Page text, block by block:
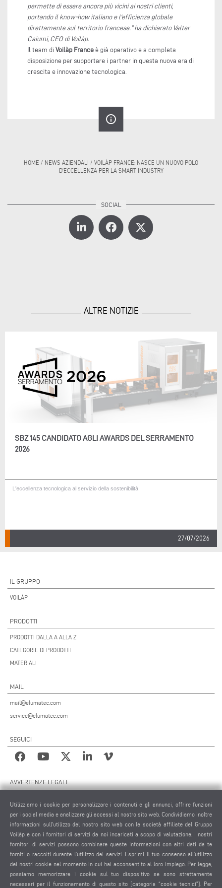
permette di essere ancora più vicini ai nostri clienti,
portando il know-how italiano e l'efficienza globale
direttamente sul territorio francese." ha dichiarato Valter
Caiumi, CEO di Voilàp.
Il team di Voilàp France è già operativo e a completa
disposizione per supportare i partner in questa nuova era di
crescita e innovazione tecnologica.
info_outline
HOME / NEWS AZIENDALI / VOILÀP FRANCE: NASCE UN NUOVO POLO
D’ECCELLENZA PER LA SMART INDUSTRY
ALTRE NOTIZIE
SBZ 145 CANDIDATO AGLI AWARDS DEL SERRAMENTO
2026
L'eccellenza tecnologica al servizio della sostenibilità
27/07/2026
IL GRUPPO
VOILÀP
PRODOTTI
PRODOTTI DALLA A ALLA Z
CATEGORIE DI PRODOTTI
MATERIALI
MAIL
mail@elumatec.com
service@elumatec.com
SEGUICI
AVVERTENZE LEGALI
MATERIALE GRAFICO
PROTEZIONE DEI DATI
PROTEZIONE DEI DATI INTERNAZIONALE
CONTRATTO DI MANUTENZIONE REMOTA
IMPOSTAZIONE COOKIES
Utilizziamo i cookie per personalizzare i contenuti e gli annunci, offrire funzioni
per i social media e analizzare gli accessi al nostro sito web. Condividiamo inoltre
informazioni sull'utilizzo del nostro sito web con le società affiliate del Gruppo
Voilàp e con i fornitori di servizi da noi incaricati a scopo di valutazione. I nostri
fornitori di servizi possono combinare queste informazioni con altri dati da te
forniti o raccolti durante l'utilizzo dei servizi. Esprimi il tuo consenso all'utilizzo
dei nostri cookie nel momento in cui hai acconsentito al loro impiego. Per legge,
possiamo memorizzare i cookie sul tuo dispositivo se sono strettamente
necessari per il funzionamento di questo sito [categoria “cookie tecnici”]. Per